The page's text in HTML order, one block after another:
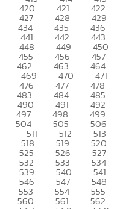
420 421 422
427 428 429
434 435 436
441 442 443
448 449 450
455 456 457
462 463 464
469 470 471
476 477 478
483 484 485
490 491 492
497 498 499
504 505 506
511 512 513
518 519 520
525 526 527
532 533 534
539 540 541
546 547 548
553 554 555
560 561 562